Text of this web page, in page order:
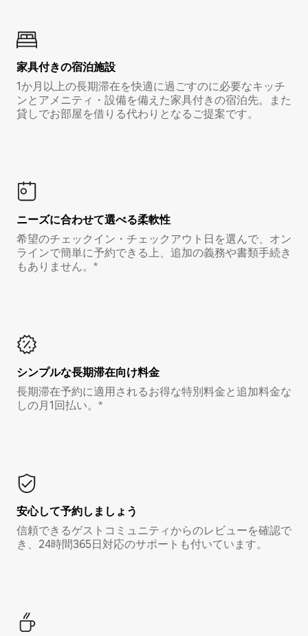
家具付き⁠の宿⁠泊⁠施⁠設
1か月以上の長期滞在を快適に過ごすのに必要なキッチ
ンとアメニティ・設備を備えた家具付きの宿泊先。また
貸しでお部屋を借りる代わりとなるご提案です。
ニーズに合わせて選べる柔軟性
希望のチェックイン・チェックアウト日を選んで、オン
ラインで簡単に予約できる上、追加の義務や書類手続き
もありません。*
シンプルな長期滞在向け料金
長期滞在予約に適用されるお得な特別料金と追加料金な
しの月1回払い。*
安心して予約しましょう
信頼できるゲストコミュニティからのレビューを確認で
き、24時間365日対応のサポートも付いています。